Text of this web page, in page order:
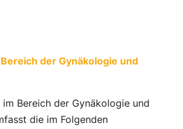
der Gynäkologie und
Bereich der Gynäkologie und
die im Folgenden